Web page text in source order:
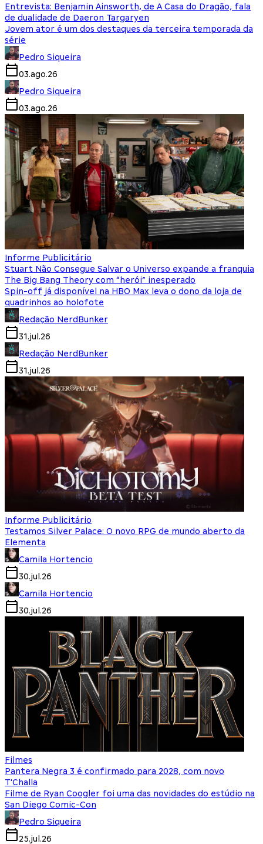
Entrevista: Benjamin Ainsworth, de A Casa do Dragão, fala
de dualidade de Daeron Targaryen
Jovem ator é um dos destaques da terceira temporada da
série
Pedro Siqueira
03.ago.26
Pedro Siqueira
03.ago.26
Informe Publicitário
Stuart Não Consegue Salvar o Universo expande a franquia
The Big Bang Theory com “herói” inesperado
Spin-off já disponível na HBO Max leva o dono da loja de
quadrinhos ao holofote
Redação NerdBunker
31.jul.26
Redação NerdBunker
31.jul.26
Informe Publicitário
Testamos Silver Palace: O novo RPG de mundo aberto da
Elementa
Camila Hortencio
30.jul.26
Camila Hortencio
30.jul.26
Filmes
Pantera Negra 3 é confirmado para 2028, com novo
T'Challa
Filme de Ryan Coogler foi uma das novidades do estúdio na
San Diego Comic-Con
Pedro Siqueira
25.jul.26